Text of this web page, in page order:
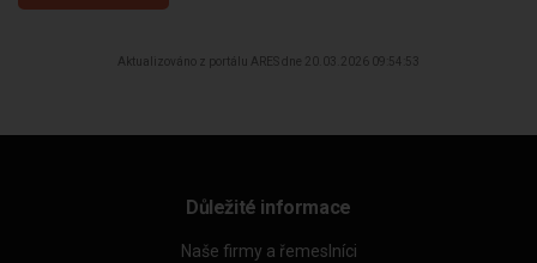
Aktualizováno z portálu ARES dne 20.03.2026 09:54:53
Důležité informace
Naše firmy a řemeslníci